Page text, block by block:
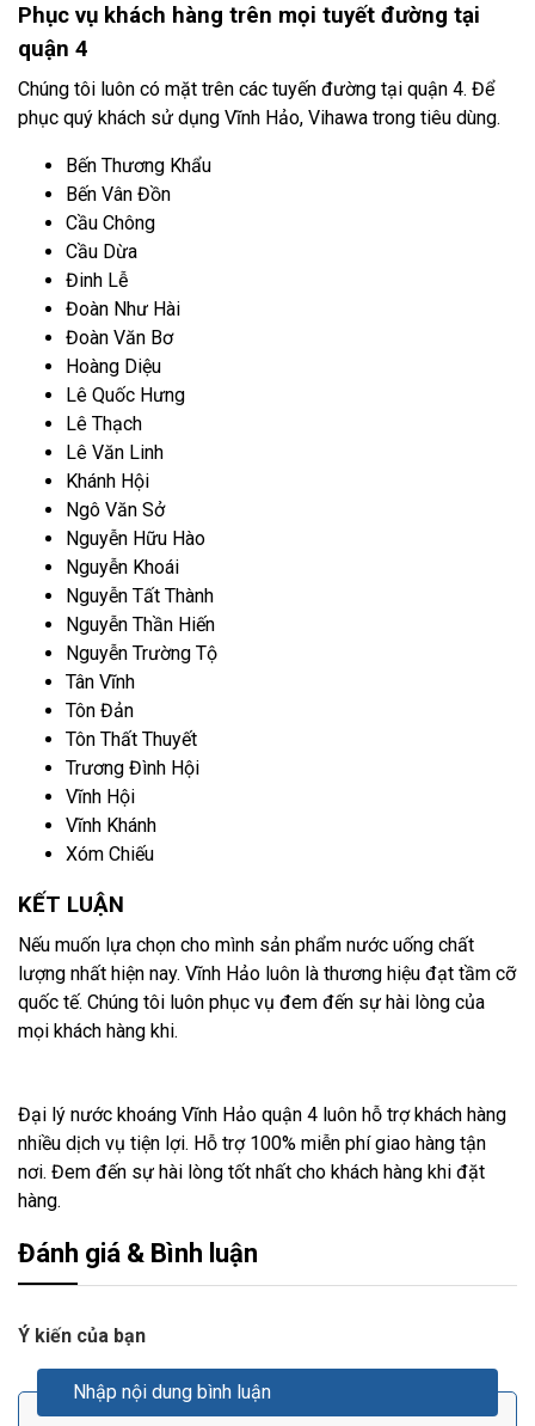
Phục vụ khách hàng trên mọi tuyết đường tại
quận 4
Chúng tôi luôn có mặt trên các tuyến đường tại quận 4. Để
phục quý khách sử dụng Vĩnh Hảo, Vihawa trong tiêu dùng.
Bến Thương Khẩu
Bến Vân Đồn
Cầu Chông
Cầu Dừa
Đinh Lễ
Đoàn Như Hài
Đoàn Văn Bơ
Hoàng Diệu
Lê Quốc Hưng
Lê Thạch
Lê Văn Linh
Khánh Hội
Ngô Văn Sở
Nguyễn Hữu Hào
Nguyễn Khoái
Nguyễn Tất Thành
Nguyễn Thần Hiến
Nguyễn Trường Tộ
Tân Vĩnh
Tôn Đản
Tôn Thất Thuyết
Trương Đình Hội
Vĩnh Hội
Vĩnh Khánh
Xóm Chiếu
KẾT LUẬN
Nếu muốn lựa chọn cho mình sản phẩm nước uống chất
lượng nhất hiện nay. Vĩnh Hảo luôn là thương hiệu đạt tầm cỡ
quốc tế. Chúng tôi luôn phục vụ đem đến sự hài lòng của
mọi khách hàng khi.
Đại lý nước khoáng Vĩnh Hảo quận 4 luôn hỗ trợ khách hàng
nhiều dịch vụ tiện lợi. Hỗ trợ 100% miễn phí giao hàng tận
nơi. Đem đến sự hài lòng tốt nhất cho khách hàng khi đặt
hàng.
Đánh giá & Bình luận
Ý kiến của bạn
Nhập nội dung bình luận